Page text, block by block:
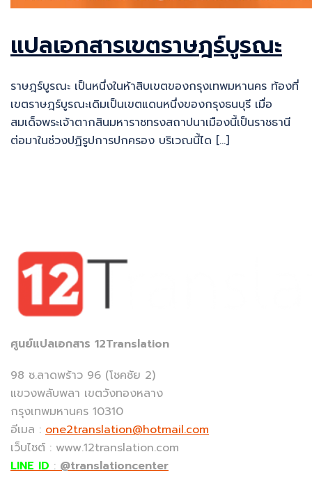
แปลเอกสารเขตราษฎร์บูรณะ
ราษฎร์บูรณะ เป็นหนึ่งในห้าสิบเขตของกรุงเทพมหานคร ท้องที่
เขตราษฎร์บูรณะเดิมเป็นเขตแดนหนึ่งของกรุงธนบุรี เมื่อ
สมเด็จพระเจ้าตากสินมหาราชทรงสถาปนาเมืองนี้เป็นราชธานี
ต่อมาในช่วงปฏิรูปการปกครอง บริเวณนี้ได […]
ศูนย์แปลเอกสาร 12Translation
98 ซ.ลาดพร้าว 96 (โชคชัย 2)
แขวงพลับพลา เขตวังทองหลาง
กรุงเทพมหานคร 10310
อีเมล : one2translation@hotmail.com
เว็บไซต์ : www.12translation.com
LINE ID : @translationcenter